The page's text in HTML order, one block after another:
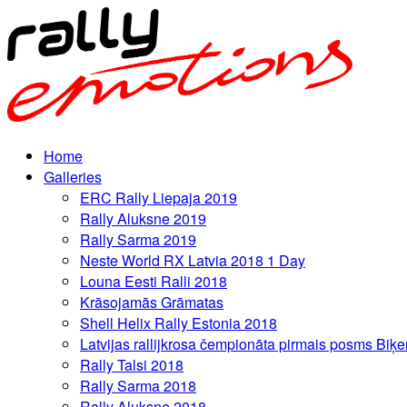
Home
Galleries
ERC Rally Liepaja 2019
Rally Aluksne 2019
Rally Sarma 2019
Neste World RX Latvia 2018 1 Day
Louna Eesti Ralli 2018
Krāsojamās Grāmatas
Shell Helix Rally Estonia 2018
Latvijas rallijkrosa čempionāta pirmais posms
Rally Talsi 2018
Rally Sarma 2018